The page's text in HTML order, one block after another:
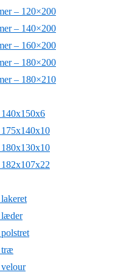
– 120×200
– 140×200
– 160×200
– 180×200
– 180×210
140x150x6
175x140x10
180x130x10
læder
træ
velour